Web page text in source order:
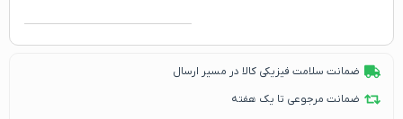
ضمانت سلامت فیزیکی کالا در مسیر ارسال
ضمانت مرجوعی تا یک هفته